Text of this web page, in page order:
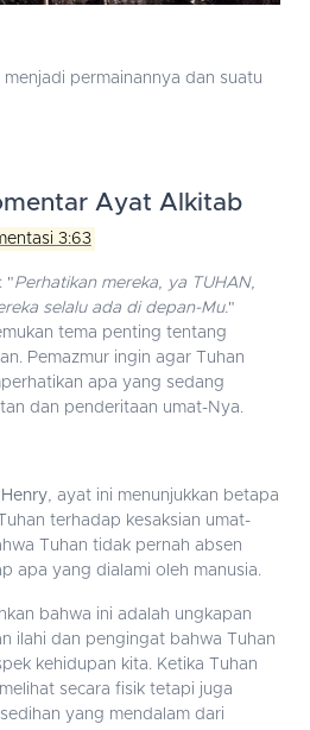
permainannya dan suatu
Ayat Alkitab
3:63
"Perhatikan mereka, ya TUHAN,
selalu ada di depan-Mu."
tema penting tentang
Pemazmur ingin agar Tuhan
apa yang sedang
dan penderitaan umat-Nya.
, ayat ini menunjukkan betapa
terhadap kesaksian umat-
Tuhan tidak pernah absen
apa yang dialami oleh manusia.
bahwa ini adalah ungkapan
ilahi dan pengingat bahwa Tuhan
kehidupan kita. Ketika Tuhan
secara fisik tetapi juga
yang mendalam dari